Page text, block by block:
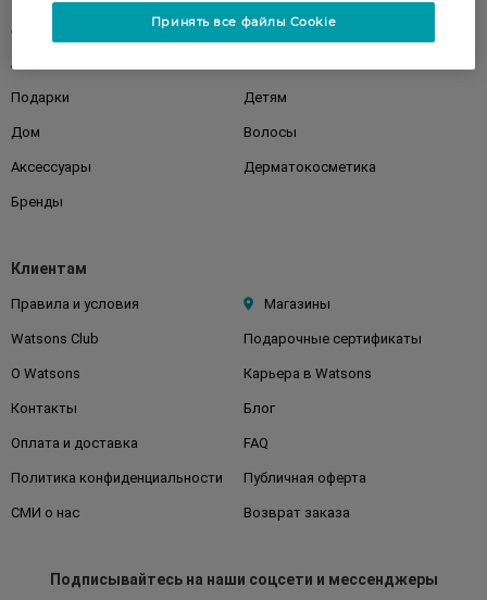
Акции Макияж
Лицо
Подарки Детям
Дом Волосы
Аксессуары Дерматокосметика
Бренды
Клиентам
Правила и условия Магазины
Watsons Club Подарочные сертификаты
О Watsons Карьера в Watsons
Контакты Блог
Оплата и доставка FAQ
Политика конфиденциальности Публичная оферта
СМИ о нас Возврат заказа
Подписывайтесьна наши соцсети и мессенджеры
Принять все файлы Cookie